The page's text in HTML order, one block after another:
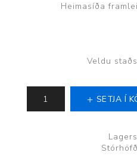
Heimasíða
Veldu
SETJA Í